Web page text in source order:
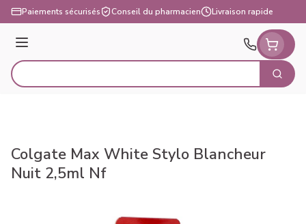
Aller au contenu
Paiements sécurisés Conseil du pharmacien Livraison rapide
Menu
Rechercher
Colgate Max White Stylo Blancheur
Nuit 2,5ml Nf